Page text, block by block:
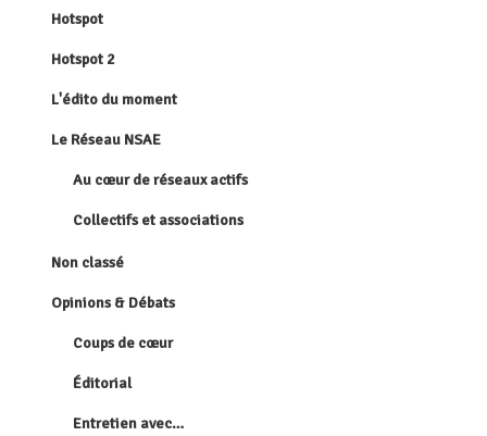
Hotspot
Hotspot 2
L'édito du moment
Le Réseau NSAE
Au cœur de réseaux actifs
Collectifs et associations
Non classé
Opinions & Débats
Coups de cœur
Éditorial
Entretien avec…